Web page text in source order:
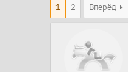
о
1 2 Вперёд